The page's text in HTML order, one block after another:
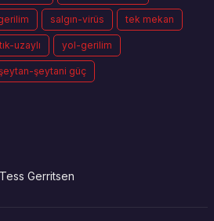
salgın-virüs tek mekan
uzaylı yol-gerilim
şeytani güç
Gerritsen